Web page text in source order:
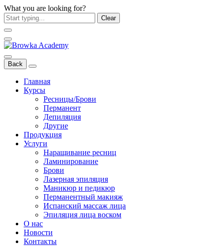
What you are looking for?
Clear
Back
Главная
Курсы
Ресницы/Брови
Перманент
Депиляция
Другие
Продукция
Услуги
Наращивание ресниц
Ламинирование
Брови
Лазерная эпиляция
Маникюр и педикюр
Перманентный макияж
Испанский массаж лица
Эпиляция лица воском
О нас
Новости
Контакты